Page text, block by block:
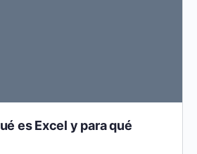
es Excel y para qué